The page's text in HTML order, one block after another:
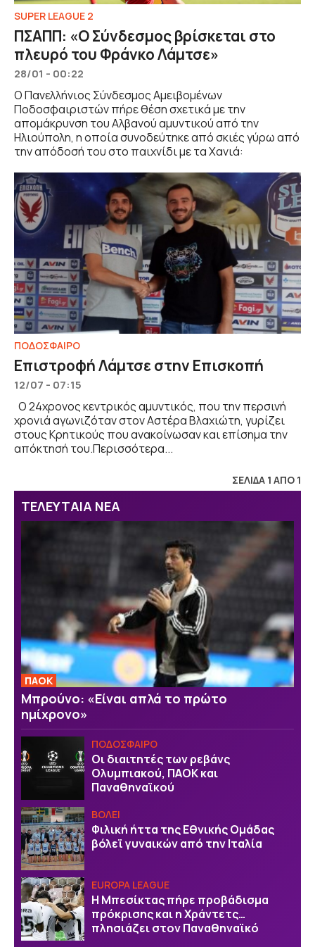
SUPER LEAGUE 2
ΠΣΑΠΠ: «Ο Σύνδεσμος βρίσκεται στο
πλευρό του Φράνκο Λάμτσε»
28/01 - 00:22
Ο Πανελλήνιος Σύνδεσμος Αμειβομένων
Ποδοσφαιριστών πήρε θέση σχετικά με την
απομάκρυνση του Αλβανού αμυντικού από την
Ηλιούπολη, η οποία συνοδεύτηκε από σκιές γύρω από
την απόδοσή του στο παιχνίδι με τα Χανιά:
ΠΟΔΟΣΦΑΙΡΟ
Επιστροφή Λάμτσε στην Επισκοπή
12/07 - 07:15
Ο 24χρονος κεντρικός αμυντικός, που την περσινή
χρονιά αγωνιζόταν στον Αστέρα Βλαχιώτη, γυρίζει
στους Κρητικούς που ανακοίνωσαν και επίσημα την
απόκτησή του.Περισσότερα...
ΣΕΛΙΔΑ 1 ΑΠΟ 1
ΤΕΛΕΥΤΑΙΑ ΝΕΑ
ΠΑΟΚ
Μπρούνο: «Είναι απλά το πρώτο
ημίχρονο»
ΠΟΔΟΣΦΑΙΡΟ
Οι διαιτητές των ρεβάνς
Ολυμπιακού, ΠΑΟΚ και
Παναθηναϊκού
ΒOΛΕΙ
Φιλική ήττα της Εθνικής Ομάδας
βόλεϊ γυναικών από την Ιταλία
EUROPA LEAGUE
Η Μπεσίκτας πήρε προβάδισμα
πρόκρισης και η Χράντετς…
πλησιάζει στον Παναθηναϊκό